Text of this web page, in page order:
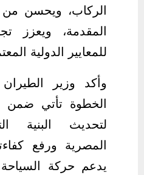
الركاب، ويحسن
المقدمة، ويعزز
للمعايير الدولية
وأكد وزير
الخطوة تأتي ضمن
لتحديث البنية
المصرية ورفع
يدعم حركة